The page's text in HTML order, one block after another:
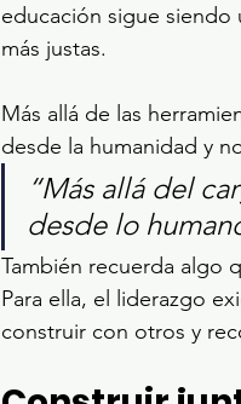
educación sigue
más justas.
Más allá de las
desde la humanidad y
“Más allá del
desde lo
También recuerda algo
Para ella, el liderazgo
construir con otros y